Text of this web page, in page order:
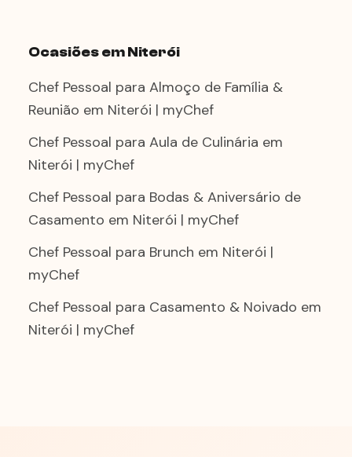
Ocasiões em Niterói
Chef Pessoal para Almoço de Família &
Reunião em Niterói | myChef
Chef Pessoal para Aula de Culinária em
Niterói | myChef
Chef Pessoal para Bodas & Aniversário de
Casamento em Niterói | myChef
Chef Pessoal para Brunch em Niterói |
myChef
Chef Pessoal para Casamento & Noivado em
Niterói | myChef